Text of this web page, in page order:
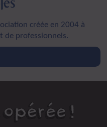
créée en 2004 à
de professionnels.